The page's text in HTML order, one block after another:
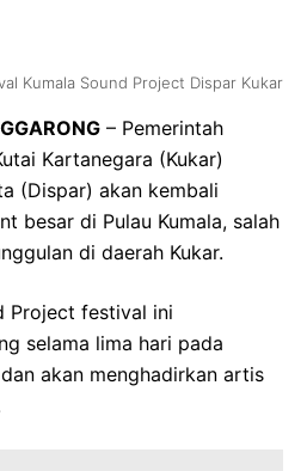
Kumala Sound Project Dispar Kukar
– Pemerintah
Kartanegara (Kukar)
(Dispar) akan kembali
besar di Pulau Kumala, salah
di daerah Kukar.
Project festival ini
selama lima hari pada
akan menghadirkan artis